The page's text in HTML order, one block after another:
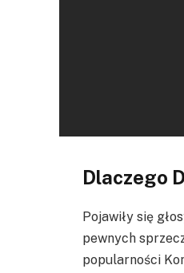
Dlaczego
Pojawiły się
pewnych
popularności